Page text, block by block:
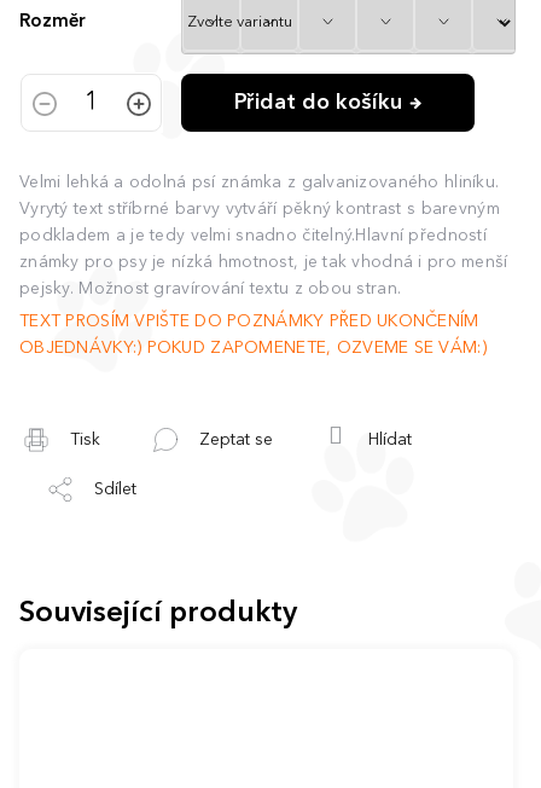
Rozměr
Přidat do košíku
Velmi lehká a odolná psí známka z galvanizovaného hliníku.
Vyrytý text stříbrné barvy vytváří pěkný kontrast s barevným
podkladem a je tedy velmi snadno čitelný.Hlavní předností
známky pro psy je nízká hmotnost, je tak vhodná i pro menší
pejsky. Možnost gravírování textu z obou stran.
TEXT PROSÍM VPIŠTE DO POZNÁMKY PŘED UKONČENÍM
OBJEDNÁVKY:) POKUD ZAPOMENETE, OZVEME SE VÁM:)
Tisk Zeptat se Hlídat
Sdílet
Související produkty